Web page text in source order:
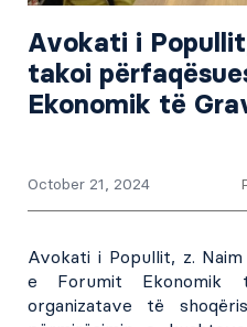
Avokati i
takoi
Ekonomik të
October 21, 2024
Avokati i Popullit, z.
e Forumit Ekonomik
organizatave të